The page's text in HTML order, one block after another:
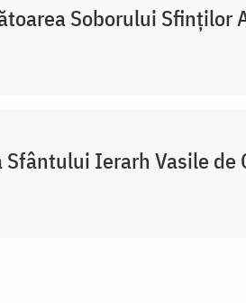
Soborului Sfinților
Sfântului Ierarh Vasile de